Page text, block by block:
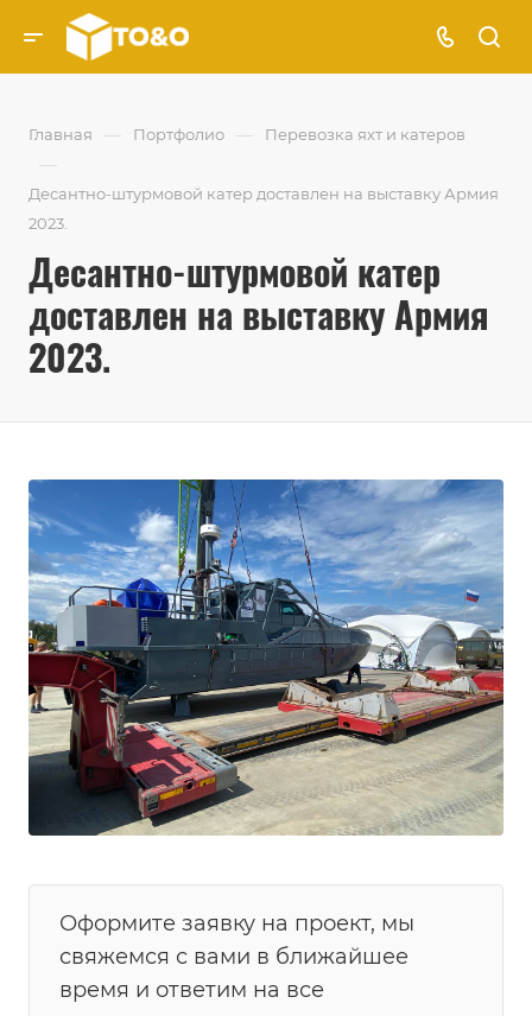
Главная — Портфолио — Перевозка яхт и катеров
—
Десантно-штурмовой катер доставлен на выставку Армия
2023.
Десантно-штурмовой катер
доставлен на выставку Армия
2023.
Оформите заявку на проект, мы
свяжемся с вами в ближайшее
время и ответим на все